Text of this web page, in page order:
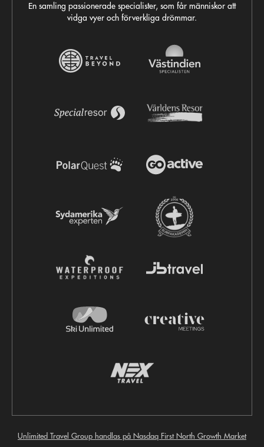
En samling passionerade specialister, som får människor att
vidga vyer och förverkliga drömmar.
Unlimited Travel Group handlas på Nasdaq First North Growth Market